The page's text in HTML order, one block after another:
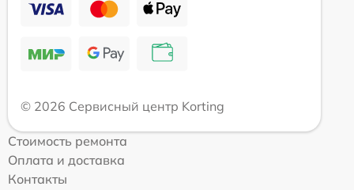
© 2026 Сервисный центр Korting
Стоимость ремонта
Оплата и доставка
Контакты